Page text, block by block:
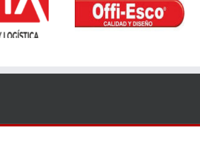
Offiesco Edexa